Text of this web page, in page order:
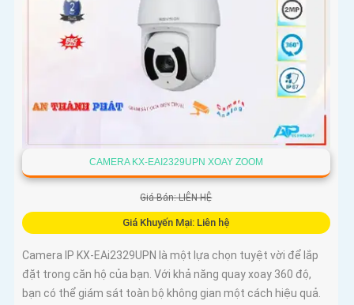
CAMERA KX-EAI2329UPN XOAY ZOOM
Giá Bán: LIÊN HỆ
Giá Khuyến Mại: Liên hệ
Camera IP KX-EAi2329UPN là một lựa chọn tuyệt vời để lắp
đặt trong căn hộ của bạn. Với khả năng quay xoay 360 độ,
bạn có thể giám sát toàn bộ không gian một cách hiệu quả.